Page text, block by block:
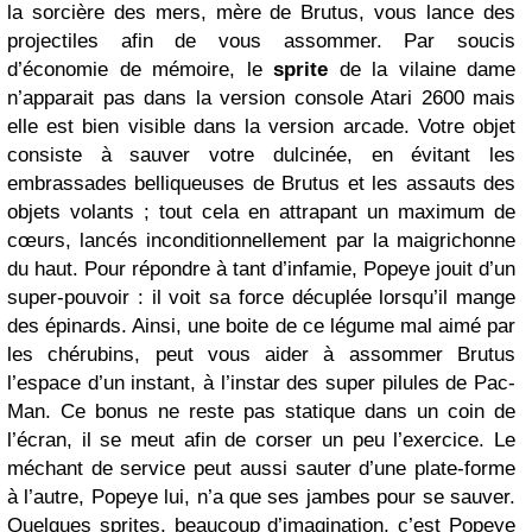
la sorcière des mers, mère de Brutus, vous lance des
projectiles afin de vous assommer. Par soucis
d’économie de mémoire, le sprite de la vilaine dame
n’apparait pas dans la version console Atari 2600 mais
elle est bien visible dans la version arcade. Votre objet
consiste à sauver votre dulcinée, en évitant les
embrassades belliqueuses de Brutus et les assauts des
objets volants ; tout cela en attrapant un maximum de
cœurs, lancés inconditionnellement par la maigrichonne
du haut. Pour répondre à tant d’infamie, Popeye jouit d’un
super-pouvoir : il voit sa force décuplée lorsqu’il mange
des épinards. Ainsi, une boite de ce légume mal aimé par
les chérubins, peut vous aider à assommer Brutus
l’espace d’un instant, à l’instar des super pilules de Pac-
Man. Ce bonus ne reste pas statique dans un coin de
l’écran, il se meut afin de corser un peu l’exercice. Le
méchant de service peut aussi sauter d’une plate-forme
à l’autre, Popeye lui, n’a que ses jambes pour se sauver.
Quelques sprites, beaucoup d’imagination, c’est Popeye